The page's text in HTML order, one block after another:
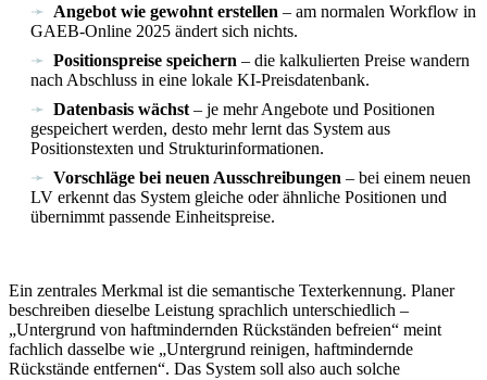
Angebot wie gewohnt erstellen – am normalen Workflow in
GAEB-Online 2025 ändert sich nichts.
Positionspreise speichern – die kalkulierten Preise wandern
nach Abschluss in eine lokale KI-Preisdatenbank.
Datenbasis wächst – je mehr Angebote und Positionen
gespeichert werden, desto mehr lernt das System aus
Positionstexten und Strukturinformationen.
Vorschläge bei neuen Ausschreibungen – bei einem neuen
LV erkennt das System gleiche oder ähnliche Positionen und
übernimmt passende Einheitspreise.
Ein zentrales Merkmal ist die semantische Texterkennung. Planer
beschreiben dieselbe Leistung sprachlich unterschiedlich –
„Untergrund von haftmindernden Rückständen befreien“ meint
fachlich dasselbe wie „Untergrund reinigen, haftmindernde
Rückstände entfernen“. Das System soll also auch solche